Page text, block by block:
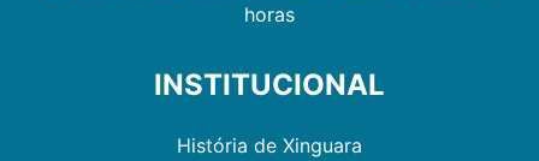
horas
INSTITUCIONAL
História de Xinguara